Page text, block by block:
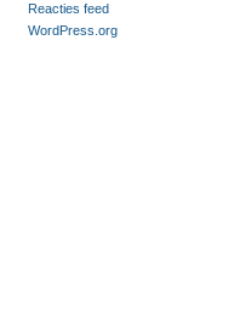
Reacties feed
WordPress.org